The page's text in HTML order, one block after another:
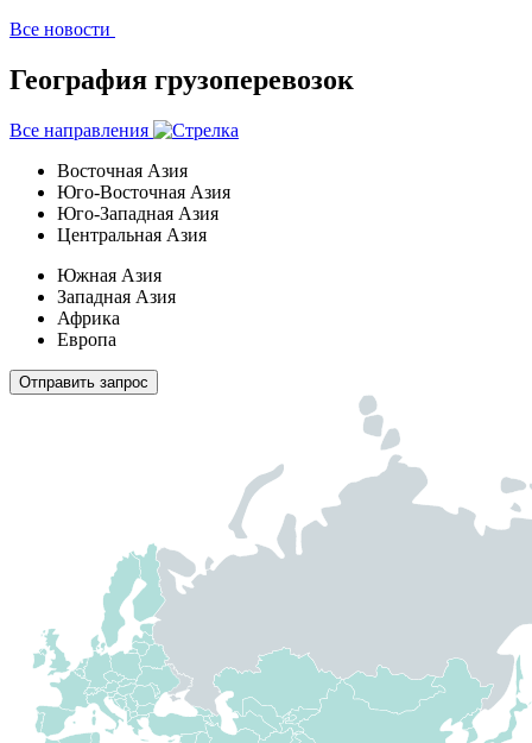
Все новости
География грузоперевозок
Все направления
Восточная Азия
Юго-Восточная Азия
Юго-Западная Азия
Центральная Азия
Южная Азия
Западная Азия
Африка
Европа
Отправить запрос